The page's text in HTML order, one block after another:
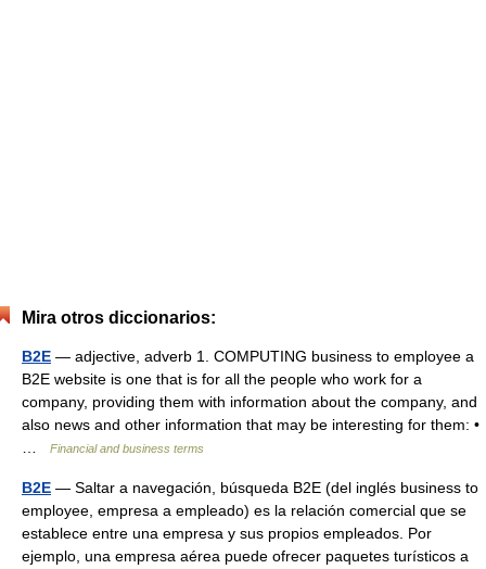
Mira otros diccionarios:
B2E — adjective, adverb 1. COMPUTING business to employee a
B2E website is one that is for all the people who work for a
company, providing them with information about the company, and
also news and other information that may be interesting for them: •
Financial and business terms
B2E — Saltar a navegación, búsqueda B2E (del inglés business to
employee, empresa a empleado) es la relación comercial que se
establece entre una empresa y sus propios empleados. Por
ejemplo, una empresa aérea puede ofrecer paquetes turísticos a